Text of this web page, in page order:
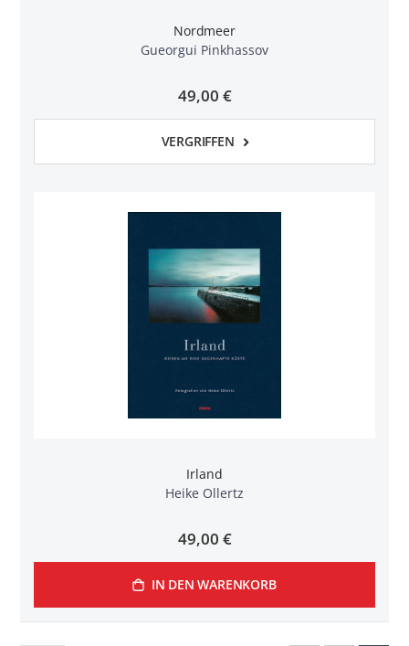
Nordmeer
Gueorgui Pinkhassov
49,00 €
VERGRIFFEN
Irland
Heike Ollertz
49,00 €
IN DEN WARENKORB